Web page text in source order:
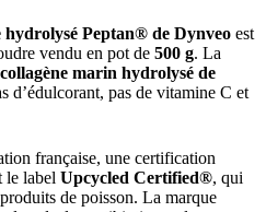
Peptan® de Dynveo est
vendu en pot de 500 g. La
collagène marin hydrolysé de
d’édulcorant, pas de vitamine C et
française, une certification
le label Upcycled Certified®, qui
de poisson. La marque